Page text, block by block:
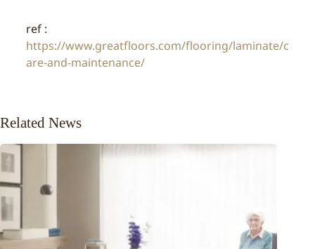
ref :
https://www.greatfloors.com/flooring/laminate/c
are-and-maintenance/
Related News